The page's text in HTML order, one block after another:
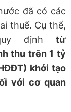
đã có các
thuế. Cụ thể,
định
từ
thu trên 1 tỷ
khởi tạo
với cơ quan